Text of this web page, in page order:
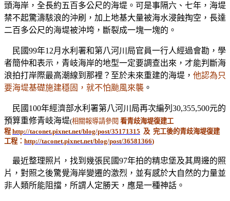
頭海岸，全長約五百多公尺的海堤。可是事隔六、七年，海堤
禁不起驚濤駭浪的沖刷，加上地基大量被海水浸蝕掏空，長達
二百多公尺的海堤被沖垮，斷裂成一塊一塊的。
民國99年12月水利署和第八河川局官員一行人經過會勘，學
者簡仲和表示，青岐海岸的地型一定要調查出來，才能判斷海
浪拍打岸際最高潮線到那裡？至於未來重建的海堤， 他認為只
要海堤基礎施建穩固，就不怕颱風來襲 。
民國100年經濟部水利署第八河川局再次編列30,355,500元的
預算重修青岐海堤(相關報導請參閱 看青歧海堤復建工
程 http://taconet.pixnet.net/blog/post/35171315 及 完工後的青歧海堤復建
工程： http://taconet.pixnet.net/blog/post/36581366)
最近整理照片，找到幾張民國97年拍的精忠堡及其周邊的照
片，對照之後驚覺海岸變遷的激烈，並有感於大自然的力量並
非人類所能阻擋，所謂人定勝天，應是一種神話。